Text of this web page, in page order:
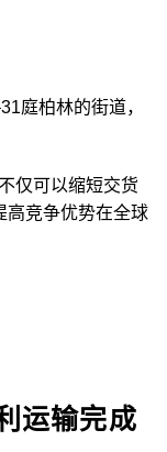
庭柏林的街道，
仅可以缩短交货
高竞争优势在全球
运输完成